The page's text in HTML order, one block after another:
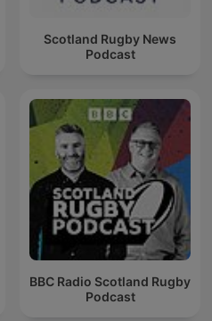
Scotland Rugby News
Podcast
BBC Radio Scotland Rugby
Podcast